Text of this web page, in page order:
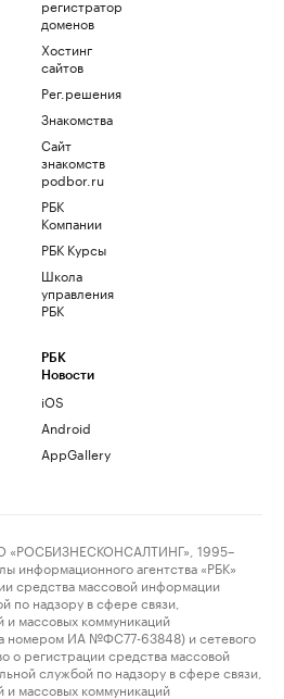
регистратор
доменов
Хостинг
сайтов
Рег.решения
Знакомства
Сайт
знакомств
podbor.ru
РБК
Компании
РБК Курсы
Школа
управления
РБК
РБК
Новости
iOS
Android
AppGallery
1995–
информационного агентства «РБК»
средства массовой информации
по надзору в сфере связи,
массовых коммуникаций
номером ИА №ФС77-63848) и сетевого
о регистрации средства массовой
службой по надзору в сфере связи,
массовых коммуникаций